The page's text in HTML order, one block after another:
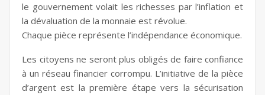
le gouvernement volait les richesses par l’inflation et
la dévaluation de la monnaie est révolue.
Chaque pièce représente l’indépendance économique.
Les citoyens ne seront plus obligés de faire confiance
à un réseau financier corrompu. L’initiative de la pièce
d’argent est la première étape vers la sécurisation